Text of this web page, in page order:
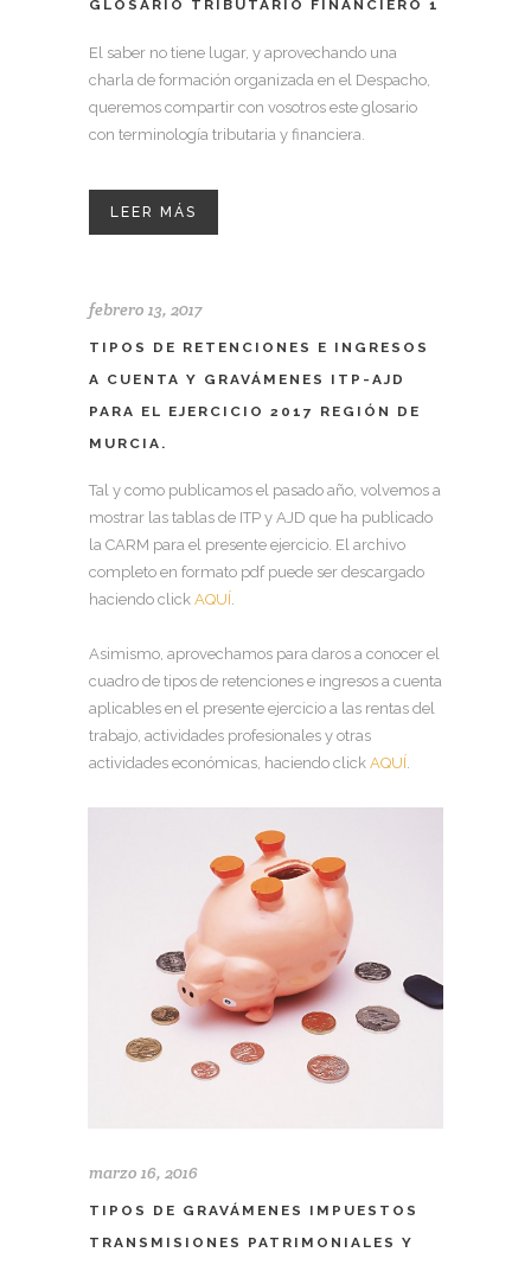
GLOSARIO TRIBUTARIO FINANCIERO 1
El saber no tiene lugar, y aprovechando una
charla de formación organizada en el Despacho,
queremos compartir con vosotros este glosario
con terminología tributaria y financiera.
LEER MÁS
febrero 13, 2017
TIPOS DE RETENCIONES E INGRESOS
A CUENTA Y GRAVÁMENES ITP-AJD
PARA EL EJERCICIO 2017 REGIÓN DE
MURCIA.
Tal y como publicamos el pasado año, volvemos a
mostrar las tablas de ITP y AJD que ha publicado
la CARM para el presente ejercicio. El archivo
completo en formato pdf puede ser descargado
haciendo click AQUÍ.
Asimismo, aprovechamos para daros a conocer el
cuadro de tipos de retenciones e ingresos a cuenta
aplicables en el presente ejercicio a las rentas del
trabajo, actividades profesionales y otras
actividades económicas, haciendo click AQUÍ.
marzo 16, 2016
TIPOS DE GRAVÁMENES IMPUESTOS
TRANSMISIONES PATRIMONIALES Y